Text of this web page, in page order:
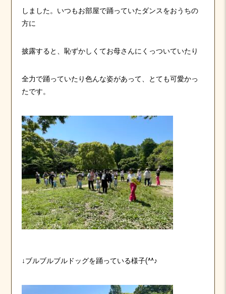
しました。いつもお部屋で踊っていたダンスをおうちの
方に
披露すると、恥ずかしくてお母さんにくっついていたり
全力で踊っていたり色んな姿があって、とても可愛かっ
たです。
↓ブルブルブルドッグを踊っている様子(^^♪